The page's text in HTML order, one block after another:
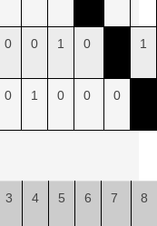
0 0 1 0 1
0 1 0 0 0
3 4 5 6 7 8